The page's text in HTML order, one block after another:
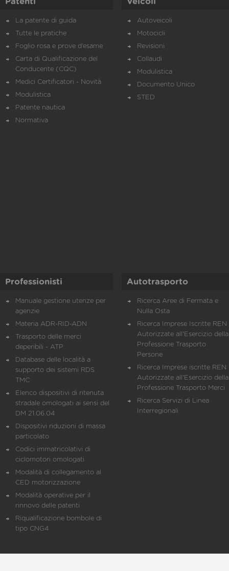
Patenti
La patente di guida
Tutte le pratiche
Foglio rosa e prove d’esame
Carta di Qualificazione del
Conducente (CQC)
Medici Certificatori - Novità
Modulistica
Patente nautica
Normativa
Veicoli
Autoveicoli
Motocicli
Revisioni
Collaudi
Modulistica
Documento Unico
STED
Professionisti
Manuale gestione utenze per
agenzie
Materia ADR-RID-ADN
Trasporto delle merci
deperibili - ATP
Database delle località a
supporto dei sistemi RDS
TMC
Elenco dispositivi di ritenuta
stradale omologati ai sensi del
DM 21.06.04
Dispositivi riduzioni di massa
particolato
Codici immatricolativi di
ciclomotori omologati
Modalità di collegamento al
CED motorizzazione
Modalità operative per il
rinnovo delle patenti
Riqualificazione bombole di
tipo CNG4
Autotrasporto
Ricerca Aree di Fermata e
Nulla Osta
Ricerca Imprese Iscritte REN
Autorizzate all'Esercizio della
Professione Trasporto
Persone
Ricerca Imprese iscritte REN
Autorizzate all'Esercizio della
Professione Trasporto Merci
Ricerca Servizi di Linea
Interregionali